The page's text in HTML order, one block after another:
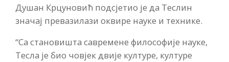
Душан Крцуновић подсјетио је да Теслин
значај превазилази оквире науке и технике.
“Са становишта савремене философије науке,
Тесла је био човјек двије културе, културе